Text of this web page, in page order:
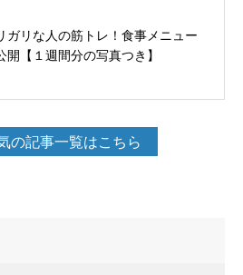
ガリな人の筋トレ！食事メニュー
開【１週間分の写真つき】
の記事一覧はこちら